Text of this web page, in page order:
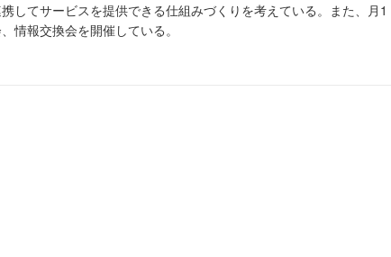
してサービスを提供できる仕組みづくりを考えている。また、月1
情報交換会を開催している。